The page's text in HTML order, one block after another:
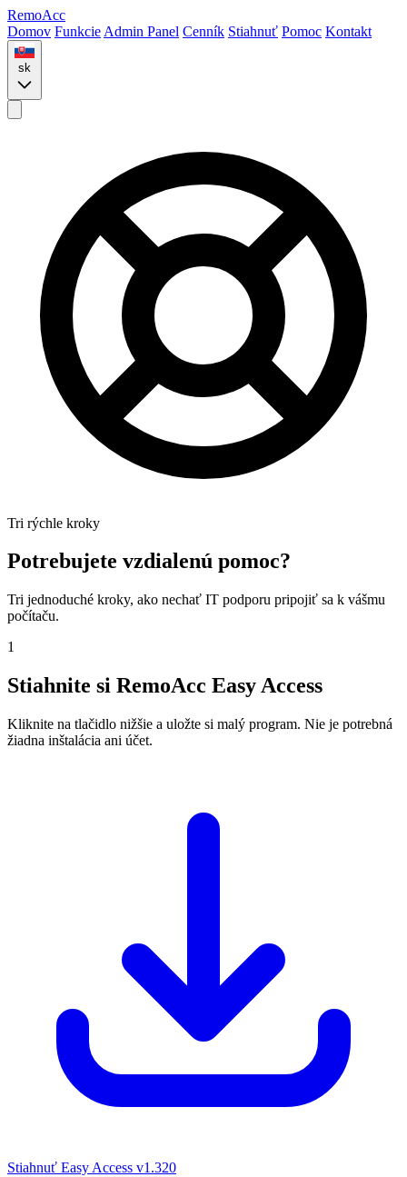
RemoAcc
Domov Funkcie Admin Panel Cenník Stiahnuť Pomoc Kontakt
sk
Tri rýchle kroky
Potrebujete vzdialenú pomoc?
Tri jednoduché kroky, ako nechať IT podporu pripojiť sa k vášmu
počítaču.
1
Stiahnite si RemoAcc Easy Access
Kliknite na tlačidlo nižšie a uložte si malý program. Nie je potrebná
žiadna inštalácia ani účet.
Stiahnuť Easy Access v1.320